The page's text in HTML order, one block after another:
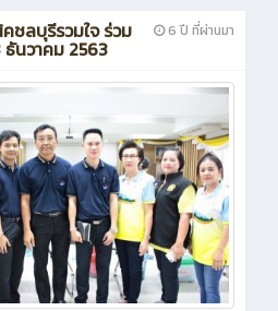
6 ปี ที่ผ่านมา
ชลบุรีรวมใจ ร่วม
นวาคม 2563